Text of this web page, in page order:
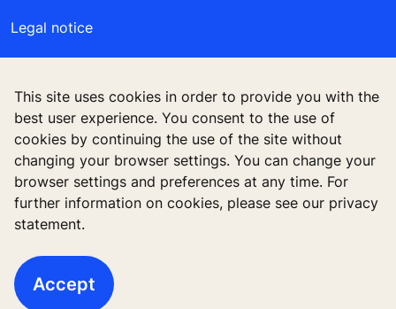
This site uses cookies in order to provide you with the
best user experience. You consent to the use of
cookies by continuing the use of the site without
changing your browser settings. You can change your
browser settings and preferences at any time. For
further information on cookies, please see our privacy
statement.
Accept
Legal notice
Privacy Statement
Manage cookie preferences
บริษัท โคเน่ จำกัด (มหาชน) 555 รสา วัน (อาคารบี)
ชั้น 26 ถนนพหลโยธิน แขวงจตุจักร เขตจตุจักร